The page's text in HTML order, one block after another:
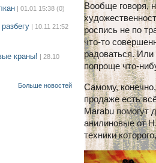
| 01.01 15:38 (0)
| 10.11 21:52
краны! | 28.10
Больше новостей
Вообще говоря,
роспись не по
что-то
радоваться. Или
попроще что-
Самому,
продаже есть
Marabu помогут
анилиновые от
техники